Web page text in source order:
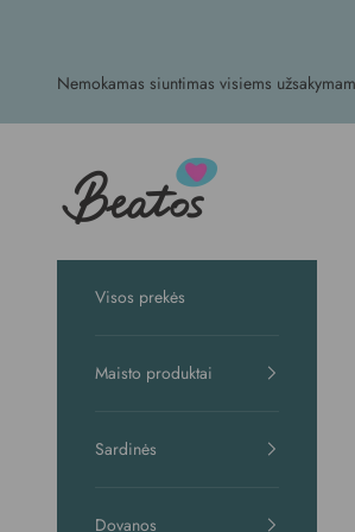
Nemokamas siuntimas visiems
Beatos.lt
Visos prekės
Maisto produktai
Sardinės
Dovanos